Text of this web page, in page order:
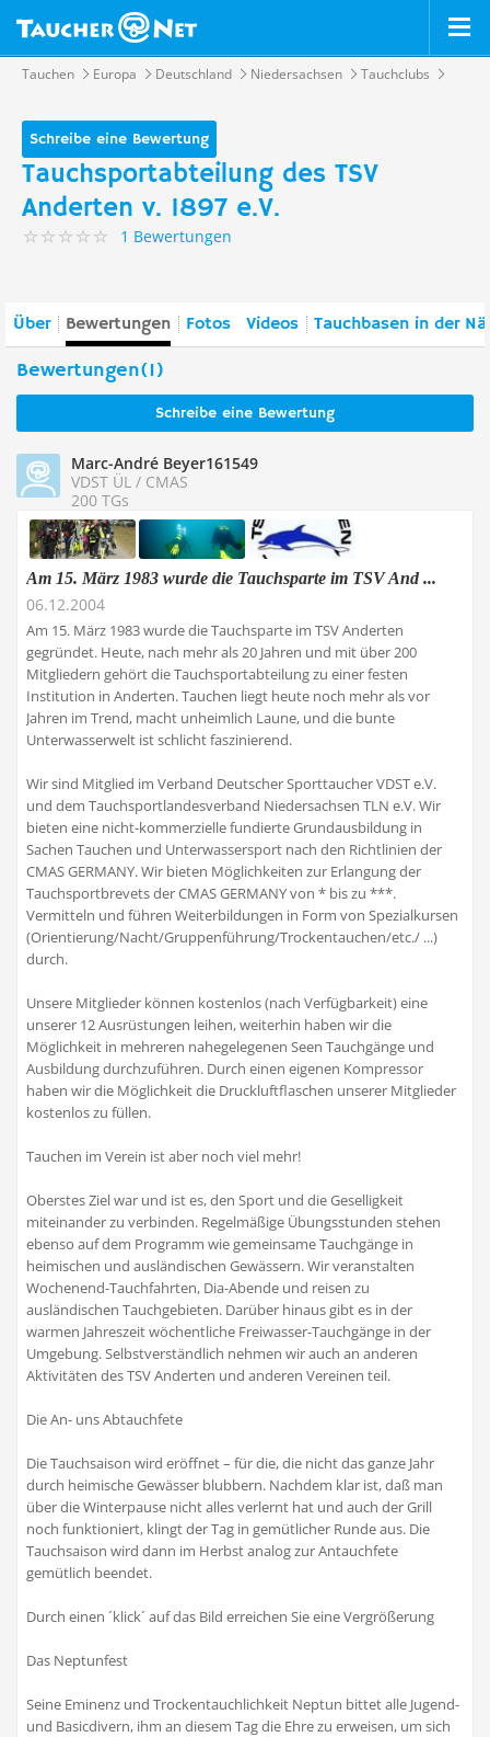
Tauchen Europa Deutschland Niedersachsen Tauchclubs
Schreibe eine Bewertung
Tauchsportabteilung des TSV
Anderten v. 1897 e.V.
1 Bewertungen
Über Bewertungen Fotos Videos Tauchbasen in der
Bewertungen(1)
Schreibe eine Bewertung
Marc-André Beyer161549
VDST ÜL / CMAS
200 TGs
Am 15. März 1983 wurde die Tauchsparte im TSV And ...
06.12.2004
Am 15. März 1983 wurde die Tauchsparte im TSV Anderten
gegründet. Heute, nach mehr als 20 Jahren und mit über 200
Mitgliedern gehört die Tauchsportabteilung zu einer festen
Institution in Anderten. Tauchen liegt heute noch mehr als vor
Jahren im Trend, macht unheimlich Laune, und die bunte
Unterwasserwelt ist schlicht faszinierend.
Wir sind Mitglied im Verband Deutscher Sporttaucher VDST e.V.
und dem Tauchsportlandesverband Niedersachsen TLN e.V. Wir
bieten eine nicht-kommerzielle fundierte Grundausbildung in
Sachen Tauchen und Unterwassersport nach den Richtlinien der
CMAS GERMANY. Wir bieten Möglichkeiten zur Erlangung der
Tauchsportbrevets der CMAS GERMANY von * bis zu ***.
Vermitteln und führen Weiterbildungen in Form von Spezialkursen
(Orientierung/Nacht/Gruppenführung/Trockentauchen/etc./ ...)
durch.
Unsere Mitglieder können kostenlos (nach Verfügbarkeit) eine
unserer 12 Ausrüstungen leihen, weiterhin haben wir die
Möglichkeit in mehreren nahegelegenen Seen Tauchgänge und
Ausbildung durchzuführen. Durch einen eigenen Kompressor
haben wir die Möglichkeit die Druckluftflaschen unserer Mitglieder
kostenlos zu füllen.
Tauchen im Verein ist aber noch viel mehr!
Oberstes Ziel war und ist es, den Sport und die Geselligkeit
miteinander zu verbinden. Regelmäßige Übungsstunden stehen
ebenso auf dem Programm wie gemeinsame Tauchgänge in
heimischen und ausländischen Gewässern. Wir veranstalten
Wochenend-Tauchfahrten, Dia-Abende und reisen zu
ausländischen Tauchgebieten. Darüber hinaus gibt es in der
warmen Jahreszeit wöchentliche Freiwasser-Tauchgänge in der
Umgebung. Selbstverständlich nehmen wir auch an anderen
Aktivitäten des TSV Anderten und anderen Vereinen teil.
Die An- uns Abtauchfete
Die Tauchsaison wird eröffnet – für die, die nicht das ganze Jahr
durch heimische Gewässer blubbern. Nachdem klar ist, daß man
über die Winterpause nicht alles verlernt hat und auch der Grill
noch funktioniert, klingt der Tag in gemütlicher Runde aus. Die
Tauchsaison wird dann im Herbst analog zur Antauchfete
gemütlich beendet.
Durch einen ´klick´ auf das Bild erreichen Sie eine Vergrößerung
Das Neptunfest
Seine Eminenz und Trockentauchlichkeit Neptun bittet alle Jugend-
und Basicdivern, ihm an diesem Tag die Ehre zu erweisen, um sich